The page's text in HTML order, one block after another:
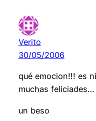
Verito
30/05/2006
qué emocion!!! es
muchas
un beso